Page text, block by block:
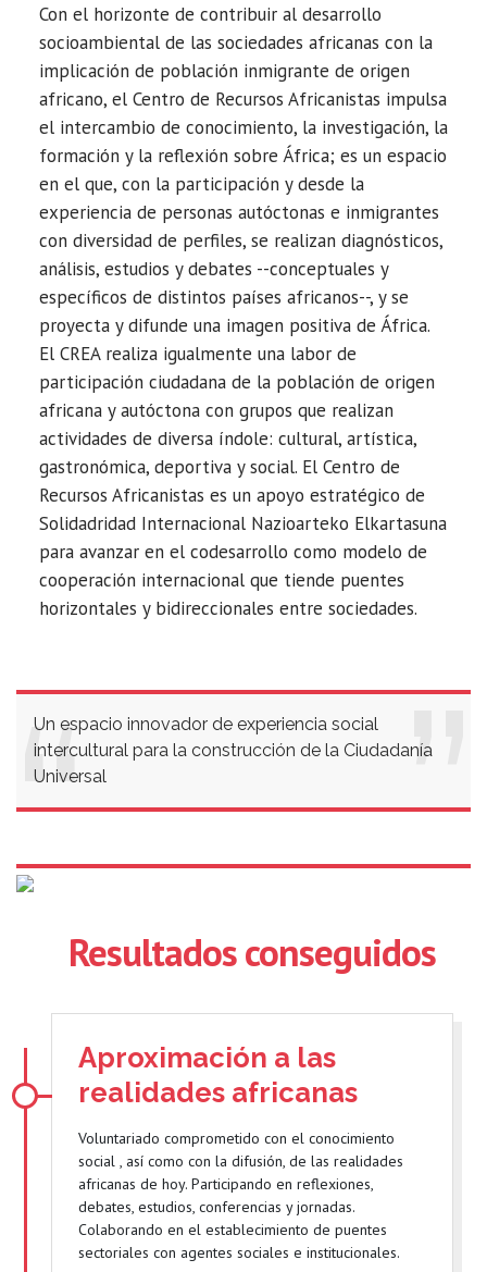
Con el horizonte de contribuir al desarrollo
socioambiental de las sociedades africanas con la
implicación de población inmigrante de origen
africano, el Centro de Recursos Africanistas impulsa
el intercambio de conocimiento, la investigación, la
formación y la reflexión sobre África; es un espacio
en el que, con la participación y desde la
experiencia de personas autóctonas e inmigrantes
con diversidad de perfiles, se realizan diagnósticos,
análisis, estudios y debates --conceptuales y
específicos de distintos países africanos--, y se
proyecta y difunde una imagen positiva de África.
El CREA realiza igualmente una labor de
participación ciudadana de la población de origen
africana y autóctona con grupos que realizan
actividades de diversa índole: cultural, artística,
gastronómica, deportiva y social. El Centro de
Recursos Africanistas es un apoyo estratégico de
Solidadridad Internacional Nazioarteko Elkartasuna
para avanzar en el codesarrollo como modelo de
cooperación internacional que tiende puentes
horizontales y bidireccionales entre sociedades.
Un espacio innovador de experiencia social
intercultural para la construcción de la Ciudadanía
Universal
Resultados conseguidos
Aproximación a las
realidades africanas
Voluntariado comprometido con el conocimiento
social , así como con la difusión, de las realidades
africanas de hoy. Participando en reflexiones,
debates, estudios, conferencias y jornadas.
Colaborando en el establecimiento de puentes
sectoriales con agentes sociales e institucionales.